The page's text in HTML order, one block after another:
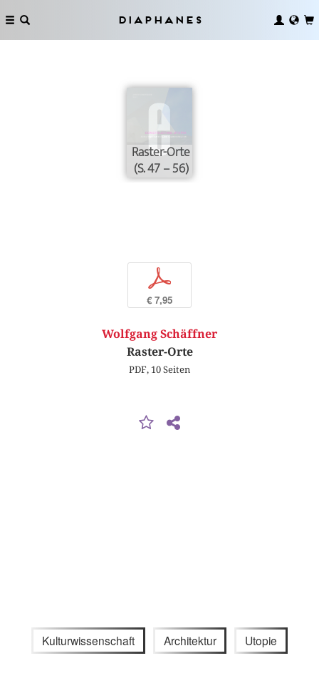
Diaphanes
Raster-Orte
(S. 47 – 56)
p
€ 7,95
Wolfgang Schäffner
Raster-Orte
PDF, 10 Seiten
Kulturwissenschaft Architektur Utopie